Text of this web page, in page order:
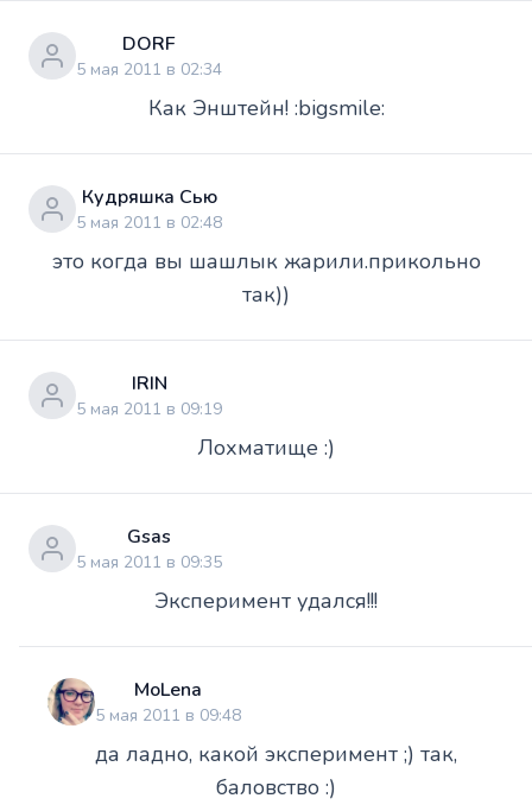
DORF
5 мая 2011 в 02:34
Как Энштейн! :bigsmile:
Кудряшка Сью
5 мая 2011 в 02:48
это когда вы шашлык жарили.прикольно
так))
IRIN
5 мая 2011 в 09:19
Лохматище :)
Gsas
5 мая 2011 в 09:35
Эксперимент удался!!!
MoLena
5 мая 2011 в 09:48
да ладно, какой эксперимент ;) так,
баловство :)